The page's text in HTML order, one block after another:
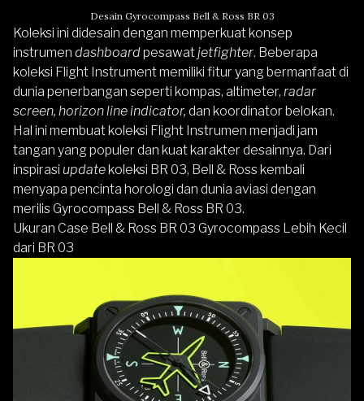
Desain Gyrocompass Bell & Ross BR 03
Koleksi ini didesain dengan memperkuat konsep
instrumen dashboardpesawatjetfighter. Beberapa
koleksi Flight Instrument memiliki fitur yang bermanfaat di
dunia penerbangan seperti kompas, altimeter, radar
screen, horizon line indicator, dan koordinator belokan.
Hal ini membuat koleksi Flight Instrumen menjadi jam
tangan yang populer dan kuat karakter desainnya. Dari
inspirasi updatekoleksi BR 03, Bell & Ross kembali
menyapa pencinta horologi dan dunia aviasi dengan
merilis Gyrocompass Bell & Ross BR 03.
Ukuran Case Bell & Ross BR 03 Gyrocompass Lebih Kecil
dari BR 03